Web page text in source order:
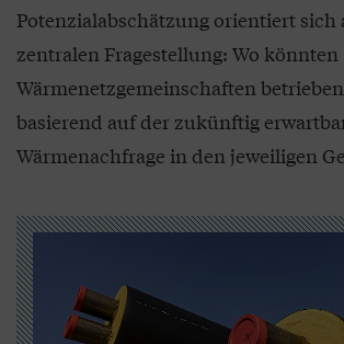
Potenzialabschätzung orientiert sich
zentralen Fragestellung: Wo könnten
Wärmenetzgemeinschaften
basierend auf der zukünftig
Wärmenachfrage in den jeweiligen